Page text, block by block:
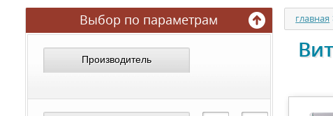
главная
Выбор по параметрам
Производитель